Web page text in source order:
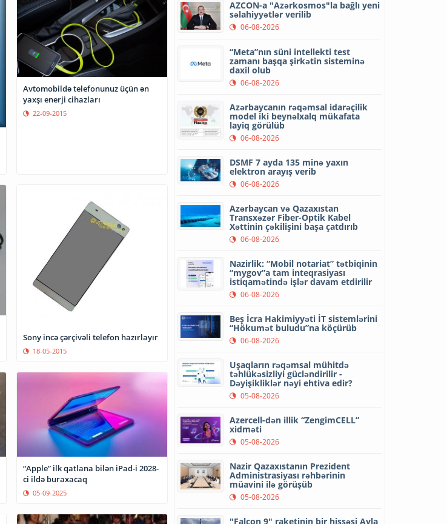
Avtomobildə telefonunuz üçün ən
yaxşı enerji cihazları
22-09-2015
Sony incə çərçivəli telefon hazırlayır
18-05-2015
“Apple” ilk qatlana bilən iPad-i 2028-
ci ildə buraxacaq
05-09-2025
AZCON-a "Azərkosmos"la bağlı yeni
səlahiyyətlər verilib
06-08-2026
“Meta”nın süni intellekti test
zamanı başqa şirkətin sisteminə
daxil olub
06-08-2026
Azərbaycanın rəqəmsal idarəçilik
model iki beynəlxalq mükafata
layiq görülüb
06-08-2026
DSMF 7 ayda 135 minə yaxın
elektron arayış verib
06-08-2026
Azərbaycan və Qazaxıstan
Transxəzər Fiber-Optik Kabel
Xəttinin çəkilişini başa çatdırıb
06-08-2026
Nazirlik: “Mobil notariat” tətbiqinin
“mygov”a tam inteqrasiyası
istiqamətində işlər davam etdirilir
06-08-2026
Beş İcra Hakimiyyəti İT sistemlərini
“Hökumət buludu”na köçürüb
06-08-2026
Uşaqların rəqəmsal mühitdə
təhlükəsizliyi gücləndirilir -
Dəyişikliklər nəyi ehtiva edir?
05-08-2026
Azercell-dən illik “ZengimCELL”
xidməti
05-08-2026
Nazir Qazaxıstanın Prezident
Administrasiyası rəhbərinin
müavini ilə görüşüb
05-08-2026
"Falcon 9" raketinin bir hissəsi Ayla